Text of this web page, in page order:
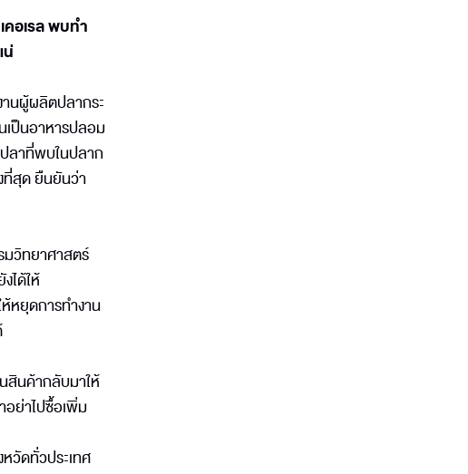
อเรล พบทำ
นผู้ผลิตปลากระ
เป็นอาหารปลอม
ปลาที่พบในปลาก
ที่สุด ยืนยันว่า
มวิทยาศาสตร์
ได้ให้
หยุดการทำงาน
สินค้ากลับมาให้
อย่าไปซื้อเพิ่ม
วัดทั่วประเทศ